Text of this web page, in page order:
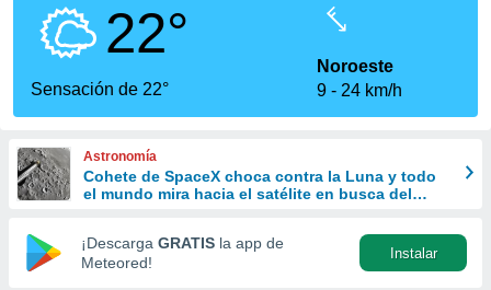
calidad.
a este
las
y
forma
digital
basada
22°
Sensación de 22°
Noroeste
9
24 km/h
Astronomía
Cohete de SpaceX choca contra la Luna y todo
el mundo mira hacia el satélite en busca del
¡Descarga GRATIS la app de
Meteored!
Instalar